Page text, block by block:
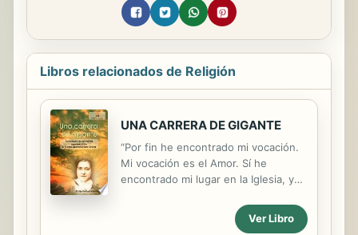
Libros relacionados de Religión
UNA CARRERA DE GIGANTE
“Por fin he encontrado mi vocación.
Mi vocación es el Amor. Sí he
encontrado mi lugar en la Iglesia, y
dado Tú. En el corazón de la Iglesia
seré el Amor, así lo seré todo”. Este
Ver Libro